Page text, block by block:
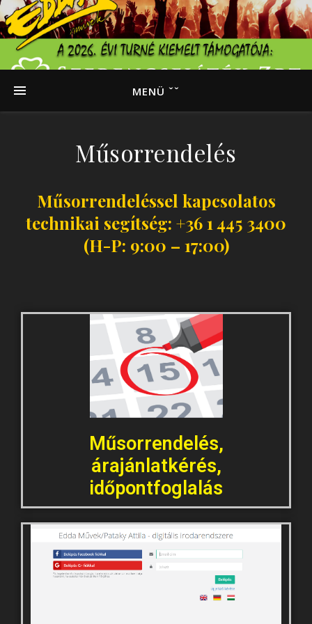
MENÜ ˇˇ
Műsorrendelés
Műsorrendeléssel kapcsolatos
technikai segítség: +36 1 445 3400
(H-P: 9:00 – 17:00)
Műsorrendelés,
árajánlatkérés,
időpontfoglalás